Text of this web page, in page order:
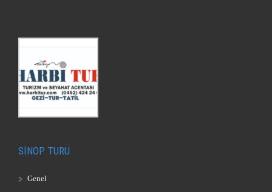
SİNOP TURU
Genel